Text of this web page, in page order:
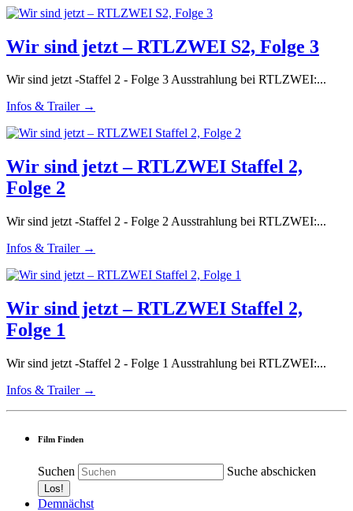
Wir sind jetzt – RTLZWEI S2, Folge 3
Wir sind jetzt -Staffel 2 - Folge 3 Ausstrahlung bei RTLZWEI:...
Infos & Trailer →
Wir sind jetzt – RTLZWEI Staffel 2,
Folge 2
Wir sind jetzt -Staffel 2 - Folge 2 Ausstrahlung bei RTLZWEI:...
Infos & Trailer →
Wir sind jetzt – RTLZWEI Staffel 2,
Folge 1
Wir sind jetzt -Staffel 2 - Folge 1 Ausstrahlung bei RTLZWEI:...
Infos & Trailer →
Film Finden
Suchen Suche abschicken
Demnächst